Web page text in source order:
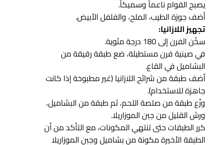
يصبح القوام ناعماً وسميكاً.
أضف جوزة الطيب، الملح، والفلفل الأبيض.
تجهيز اللازانيا:
سخّن الفرن إلى 180 درجة مئوية.
في صينية فرن مستطيلة، ضع طبقة رقيقة من
البشاميل في القاع.
أضف طبقة من شرائح اللازانيا (غير مطبوخة إذا كانت
جاهزة للاستخدام).
وزّع طبقة من صلصة اللحم، ثم طبقة من البشاميل،
ورش القليل من جبن الموزاريلا.
كرر الطبقات حتى تنتهي المكونات، مع التأكد من أن
الطبقة الأخيرة مكونة من بشاميل وجبن الموزاريلا